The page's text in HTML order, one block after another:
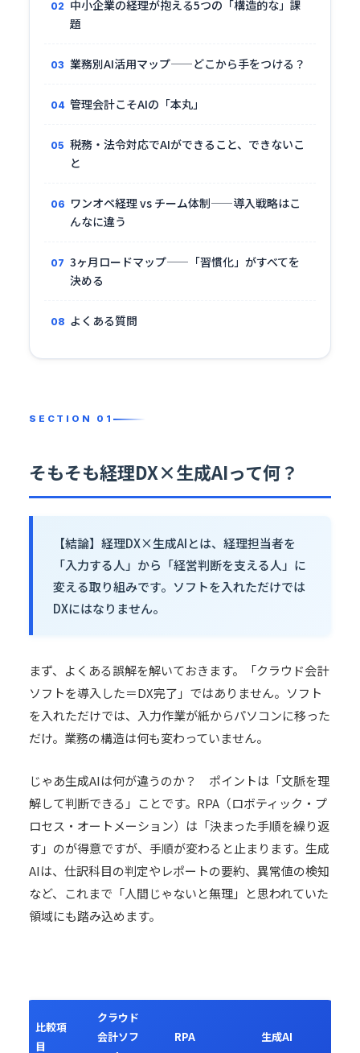
中小企業の経理が抱える5つの「構造的な」課
題
業務別AI活用マップ——どこから手をつける？
管理会計こそAIの「本丸」
税務・法令対応でAIができること、できないこ
と
ワンオペ経理 vs チーム体制——導入戦略はこ
んなに違う
3ヶ月ロードマップ——「習慣化」がすべてを
決める
よくある質問
そもそも経理DX×生成AIって何？
【結論】経理DX×生成AIとは、経理担当者を
「入力する人」から「経営判断を支える人」に
変える取り組みです。ソフトを入れただけでは
DXにはなりません。
まず、よくある誤解を解いておきます。「クラウド会計
ソフトを導入した＝DX完了」ではありません。ソフト
を入れただけでは、入力作業が紙からパソコンに移った
だけ。業務の構造は何も変わっていません。
じゃあ生成AIは何が違うのか？ ポイントは「文脈を理
解して判断できる」ことです。RPA（ロボティック・プ
ロセス・オートメーション）は「決まった手順を繰り返
す」のが得意ですが、手順が変わると止まります。生成
AIは、仕訳科目の判定やレポートの要約、異常値の検知
など、これまで「人間じゃないと無理」と思われていた
領域にも踏み込めます。
比較項
目
クラウド
会計ソフ
RPA 生成AI